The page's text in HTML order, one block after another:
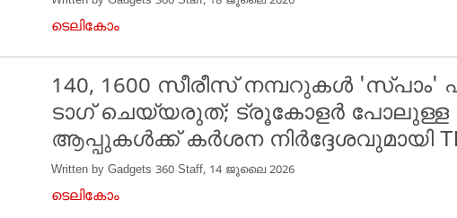
ടെലികോം
140, 1600 സീരീസ് നമ്പറുകൾ 'സ്പാം'
ടാഗ് ചെയ്യരുത്; ട്രൂകോളർ പോലുള്ള
ആപ്പുകൾക്ക് കർശന നിർദ്ദേശവുമായി
Written by Gadgets 360 Staff, 14 ജൂലൈ 2026
ടെലികോം